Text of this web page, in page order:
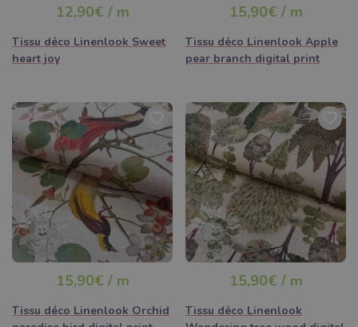
12,90€ / m
Tissu déco Linenlook Sweet
heart joy
15,90€ / m
Tissu déco Linenlook Apple
pear branch digital print
15,90€ / m
Tissu déco Linenlook Orchid
15,90€ / m
Tissu déco Linenlook